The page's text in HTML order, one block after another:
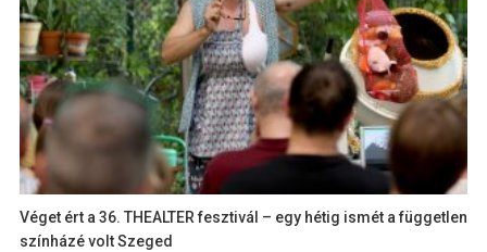
Véget ért a 36. THEALTER fesztivál – egy hétig ismét a független
színházé volt Szeged